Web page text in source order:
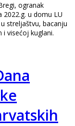
ogranak
2022.g. u domu LU
streljaštvu, bacanju
visećoj kuglani.